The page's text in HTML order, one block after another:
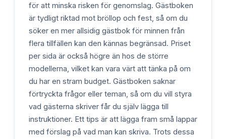
för att minska risken för genomslag. Gästboken
är tydligt riktad mot bröllop och fest, så om du
söker en mer allsidig gästbok för minnen från
flera tillfällen kan den kännas begränsad. Priset
per sida är också högre än hos de större
modellerna, vilket kan vara värt att tänka på om
du har en stram budget. Gästboken saknar
förtryckta frågor eller teman, så om du vill styra
vad gästerna skriver får du själv lägga till
instruktioner. Ett tips är att lägga fram små lappar
med förslag på vad man kan skriva. Trots dessa